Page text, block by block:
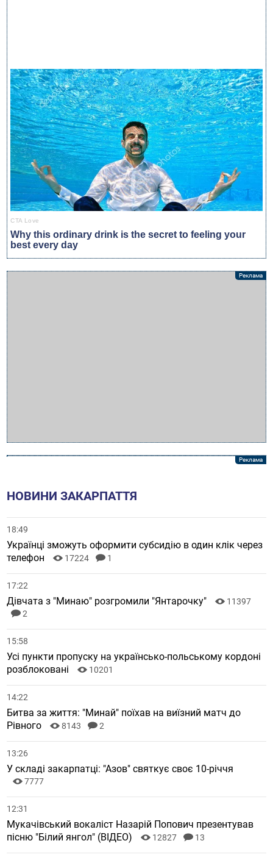
НОВИНИ ЗАКАРПАТТЯ
18:49
Українці зможуть оформити субсидію в один клік через
телефон
17224 1
17:22
Дівчата з "Минаю" розгромили "Янтарочку"
11397
2
15:58
Усі пункти пропуску на українсько-польському кордоні
розблоковані
10201
14:22
Битва за життя: "Минай" поїхав на виїзний матч до
Рівного
8143 2
13:26
У складі закарпатці: "Азов" святкує своє 10-річчя
7777
12:31
Мукачівський вокаліст Назарій Попович презентував
пісню "Білий янгол" (ВІДЕО)
12827 13